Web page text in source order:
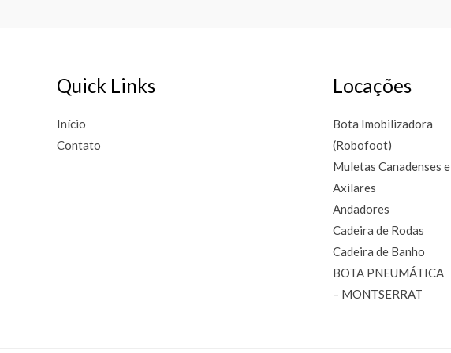
Quick Links
Início
Contato
Locações
Bota Imobilizadora
(Robofoot)
Muletas Canadenses e
Axilares
Andadores
Cadeira de Rodas
Cadeira de Banho
BOTA PNEUMÁTICA
– MONTSERRAT